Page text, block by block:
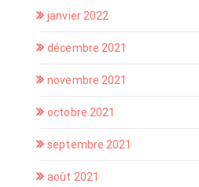
janvier 2022
décembre 2021
novembre 2021
octobre 2021
septembre 2021
août 2021